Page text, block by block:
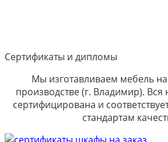
Сертификаты и дипломы
Мы изготавливаем мебель
производстве (г. Владимир).
сертифицирована и
стандартам